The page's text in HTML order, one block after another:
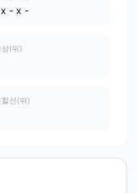
- x -
(뒤)
할선(뒤)